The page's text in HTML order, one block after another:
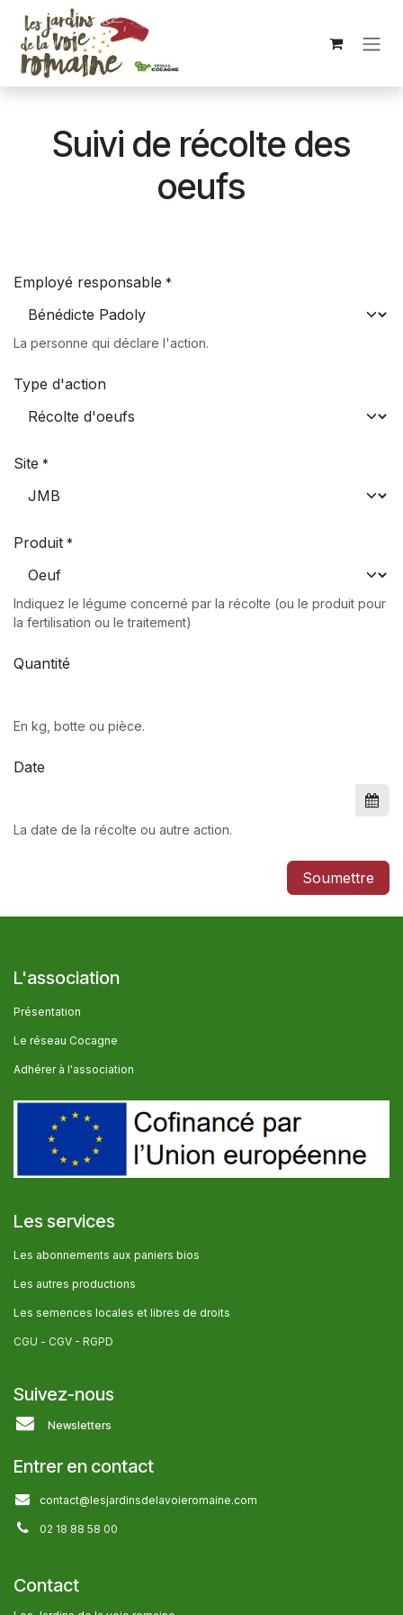
Se rendre au contenu
Suivi de récolte des
oeufs
Employé responsable *
La personne qui déclare l'action.
Type d'action
Site *
Produit *
Indiquez le légume concerné par la récolte (ou le produit pour
la fertilisation ou le traitement)
Quantité
En kg, botte ou pièce.
Date
La date de la récolte ou autre action.
Soumettre
L'association
Présentation
Le réseau Cocagne
Adhérer à l'association
Les services
Les abonnem​ents aux paniers bios
Les autres producti​ons
Les semences locales et libres de droits
CGU - CGV - RGPD
Suivez-nous
Newsletters
Entrer en contact
contact@lesjardinsdelavoieromaine.com
02 18 88 58 00
Contact